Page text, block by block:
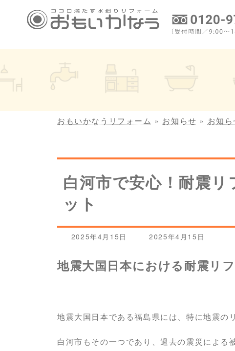
ツ
へ
ス
プ
シ
ョ
ン
動
おもいかなうリフォーム » お知らせ » お知
白河市で安心！耐震
ット
2025年4月15日
最
新
2025年4月15日
地震大国日本における耐震リ
地震大国日本である福島県には、特に地震の
白河市もその一つであり、過去の震災による